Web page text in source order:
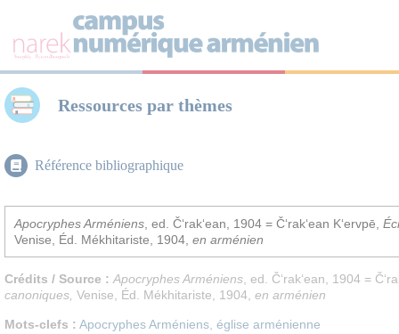
Ressources par thèmes
Référence bibliographique
Apocryphes Arméniens , ed. Č‘rak‘ean, 1904 = Č‘rak‘ean K‘ervpē,
Venise, Éd. Mékhitariste, 1904, en arménien
Crédits / Source : Apocryphes Arméniens , ed. Č‘rak‘ean, 1904 =
canoniques Venise, Éd. Mékhitariste, 1904, en arménien
Mots-clefs : Apocryphes Arméniens église arménienne